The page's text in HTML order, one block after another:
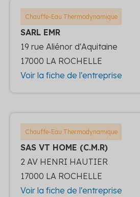
Chauffe-Eau Thermodynamique
SARL EMR
19 rue Aliénor d'Aquitaine
17000 LA ROCHELLE
Voir la fiche de l'entreprise
Chauffe-Eau Thermodynamique
SAS VT HOME (C.M.R)
2 AV HENRI HAUTIER
17000 LA ROCHELLE
Voir la fiche de l'entreprise